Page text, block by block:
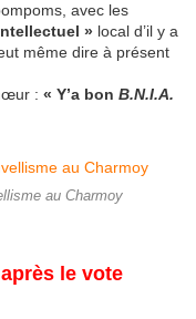
avec les
» local d’il y a
même dire à présent
: « Y’a bon B.N.I.A.
au Charmoy
le vote